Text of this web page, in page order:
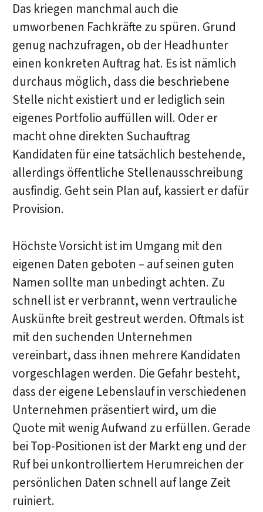
Das kriegen manchmal auch die
umworbenen Fachkräfte zu spüren. Grund
genug nachzufragen, ob der Headhunter
einen konkreten Auftrag hat. Es ist nämlich
durchaus möglich, dass die beschriebene
Stelle nicht existiert und er lediglich sein
eigenes Portfolio auffüllen will. Oder er
macht ohne direkten Suchauftrag
Kandidaten für eine tatsächlich bestehende,
allerdings öffentliche Stellenausschreibung
ausfindig. Geht sein Plan auf, kassiert er dafür
Provision.
Höchste Vorsicht ist im Umgang mit den
eigenen Daten geboten – auf seinen guten
Namen sollte man unbedingt achten. Zu
schnell ist er verbrannt, wenn vertrauliche
Auskünfte breit gestreut werden. Oftmals ist
mit den suchenden Unternehmen
vereinbart, dass ihnen mehrere Kandidaten
vorgeschlagen werden. Die Gefahr besteht,
dass der eigene Lebenslauf in verschiedenen
Unternehmen präsentiert wird, um die
Quote mit wenig Aufwand zu erfüllen. Gerade
bei Top-Positionen ist der Markt eng und der
Ruf bei unkontrolliertem Herumreichen der
persönlichen Daten schnell auf lange Zeit
ruiniert.